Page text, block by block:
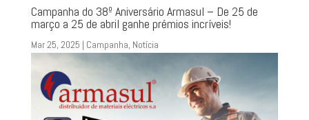
Campanha do 38º Aniversário Armasul – De 25 de
março a 25 de abril ganhe prémios incríveis!
Mar 25, 2025 | Campanha, Notícia